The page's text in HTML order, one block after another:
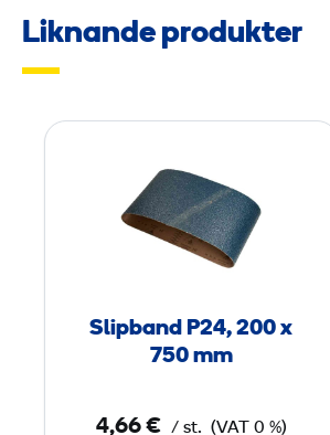
Liknande produkter
i
p
b
n
Slipband P24, 200 x
750 mm
4,66 € / st. (VAT 0 %)